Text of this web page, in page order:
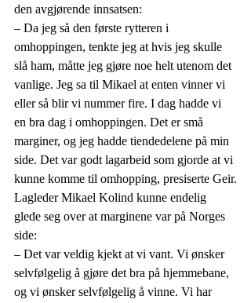
den avgjørende innsatsen:
– Da jeg så den første rytteren i
omhoppingen, tenkte jeg at hvis jeg skulle
slå ham, måtte jeg gjøre noe helt utenom det
vanlige. Jeg sa til Mikael at enten vinner vi
eller så blir vi nummer fire. I dag hadde vi
en bra dag i omhoppingen. Det er små
marginer, og jeg hadde tiendedelene på min
side. Det var godt lagarbeid som gjorde at vi
kunne komme til omhopping, presiserte Geir.
Lagleder Mikael Kolind kunne endelig
glede seg over at marginene var på Norges
side:
– Det var veldig kjekt at vi vant. Vi ønsker
selvfølgelig å gjøre det bra på hjemmebane,
og vi ønsker selvfølgelig å vinne. Vi har